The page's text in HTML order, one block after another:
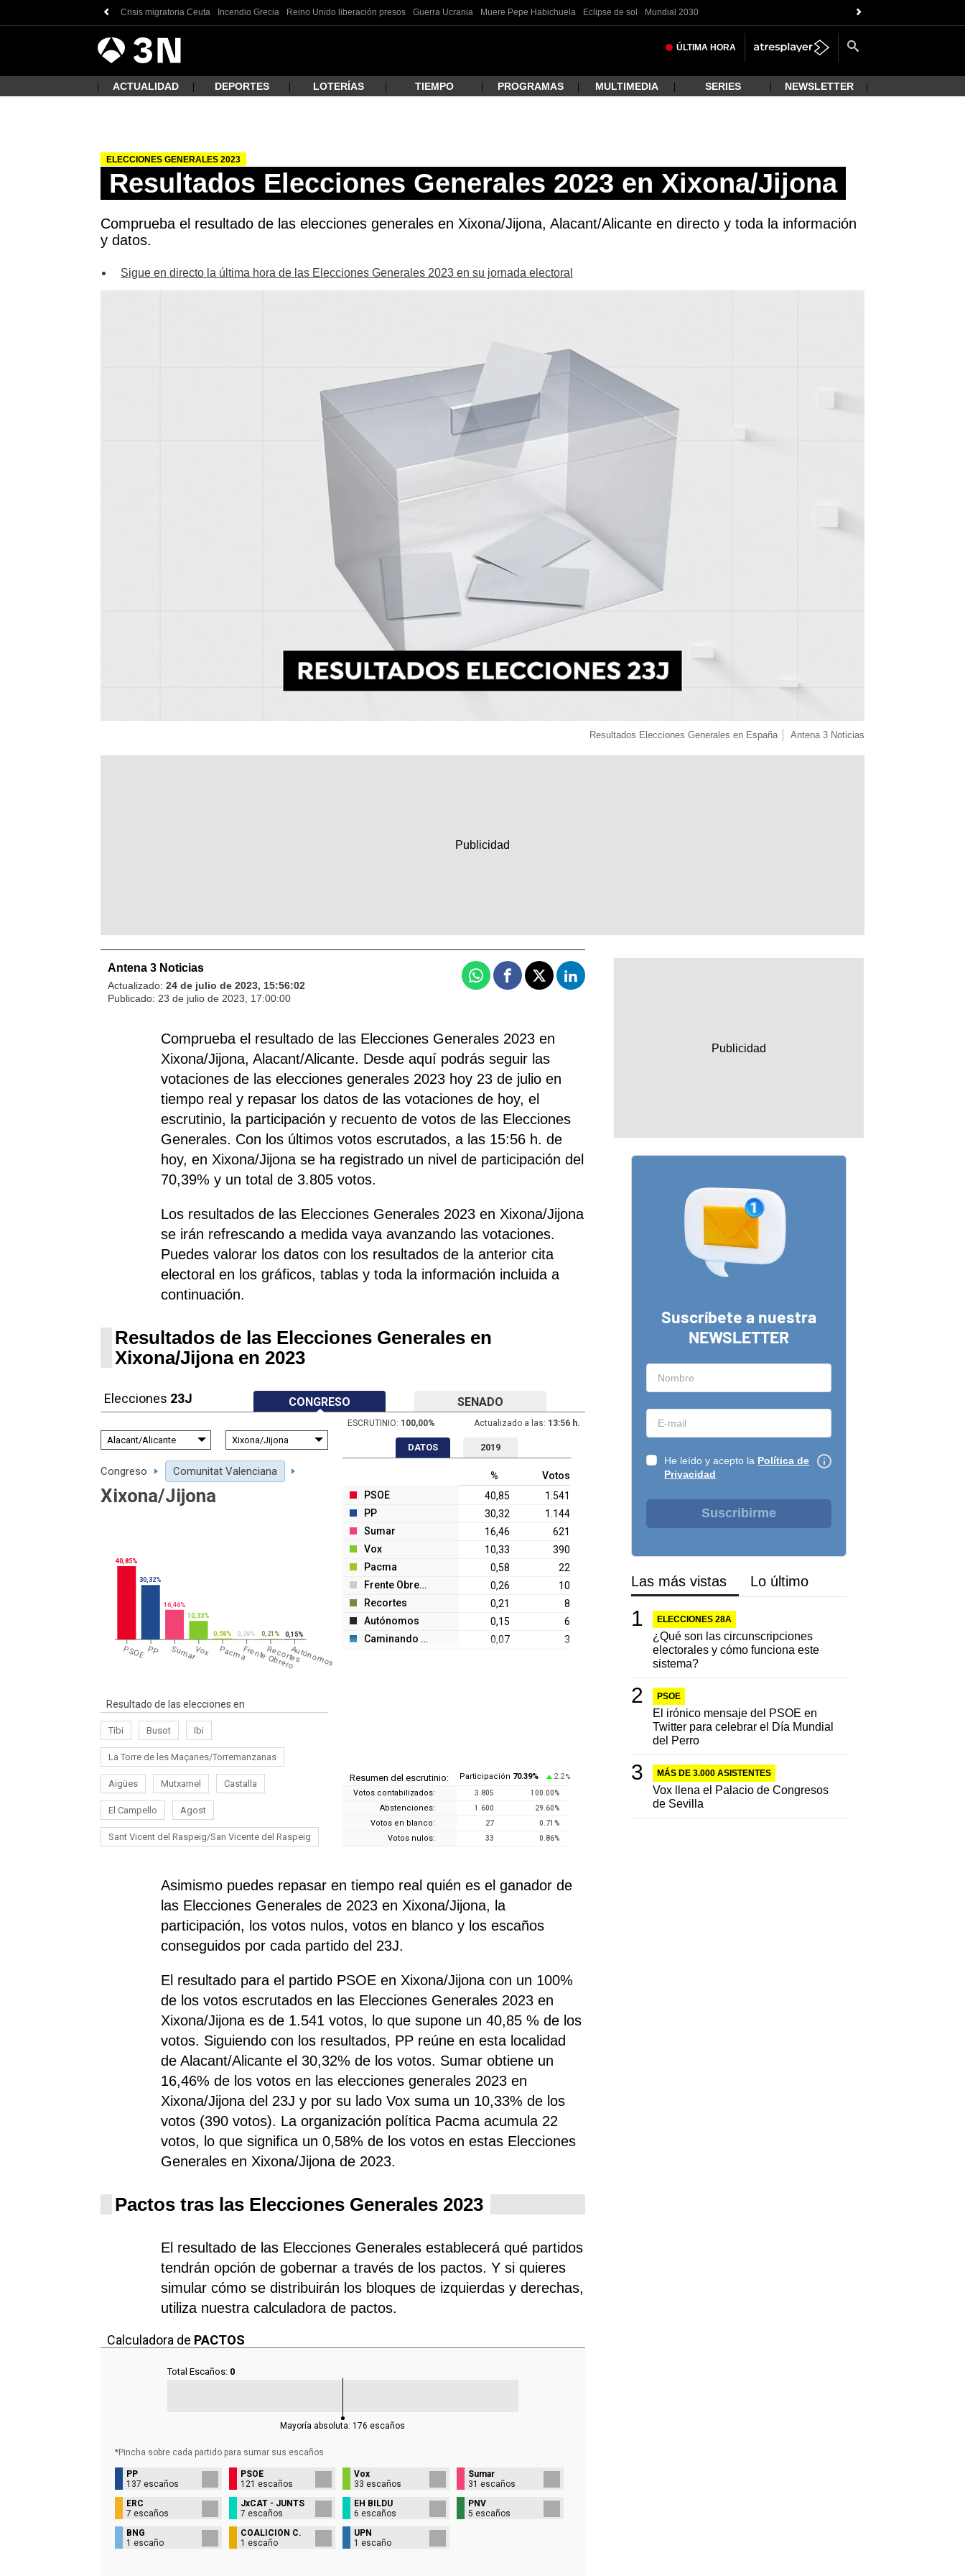
Crisis migratoria Ceuta Incendio Grecia Reino Unido liberación presos Guerra Ucrania Muere Pepe Habichuela Eclipse de sol Mundial 2030
3
Noticias ÚLTIMA HORA
¿Qué estás buscando?
ACTUALIDAD DEPORTES LOTERÍAS TIEMPO PROGRAMAS MULTIMEDIA SERIES NEWSLETTER
ELECCIONES GENERALES 2023
Resultados Elecciones Generales 2023 en Xixona/Jijona
Comprueba el resultado de las elecciones generales en Xixona/Jijona, Alacant/Alicante en directo y toda la información
y datos.
Sigue en directo la última hora de las Elecciones Generales 2023 en su jornada electoral
Resultados Elecciones Generales en España Antena 3 Noticias
Antena 3 Noticias
Actualizado: 24 de julio de 2023, 15:56:02
Publicado: 23 de julio de 2023, 17:00:00
WhatsappFacebook
X Linkedin
Comprueba el resultado de las Elecciones Generales 2023 en
Xixona/Jijona, Alacant/Alicante. Desde aquí podrás seguir las
votaciones de las elecciones generales 2023 hoy 23 de julio en
tiempo real y repasar los datos de las votaciones de hoy, el
escrutinio, la participación y recuento de votos de las Elecciones
Generales. Con los últimos votos escrutados, a las 15:56 h. de
hoy, en Xixona/Jijona se ha registrado un nivel de participación del
70,39% y un total de 3.805 votos.
Los resultados de las Elecciones Generales 2023 en Xixona/Jijona
se irán refrescando a medida vaya avanzando las votaciones.
Puedes valorar los datos con los resultados de la anterior cita
electoral en los gráficos, tablas y toda la información incluida a
continuación.
Resultados de las Elecciones Generales en
Xixona/Jijona en 2023
Elecciones 23J CONGRESO SENADO
ESCRUTINIO: 100,00% Actualizado a las: 13:56 h.
Congreso Comunitat Valenciana
Xixona/Jijona
PSOE PP SumarVox PacmaFrente Obrero
RecortesAutónomos
40,85%
30,32%
16,46%
10,33%
0,58% 0,26% 0,21% 0,15%
Resultado de las elecciones en
Tibi Busot Ibi
La Torre de les Maçanes/Torremanzanas
Aigües Mutxamel Castalla
El Campello Agost
Sant Vicent del Raspeig/San Vicente del Raspeig
DATOS 2019
%
Votos
PSOE
40,85
1.541
PP
30,32
1.144
Sumar
16,46
621
Vox
10,33
390
Pacma
0,58
22
Frente Obrero
0,26
10
Recortes
0,21
8
Autónomos
0,15
6
Caminando J.
0,07 3
Resumen del escrutinio: Participación 70.39% 2.2 %
Votos contabilizados: 3.805 100.00%
Abstenciones: 1.600 29.60%
Votos en blanco: 27 0.71 %
Votos nulos: 33 0.86%
Asimismo puedes repasar en tiempo real quién es el ganador de
las Elecciones Generales de 2023 en Xixona/Jijona, la
participación, los votos nulos, votos en blanco y los escaños
conseguidos por cada partido del 23J.
El resultado para el partido PSOE en Xixona/Jijona con un 100%
de los votos escrutados en las Elecciones Generales 2023 en
Xixona/Jijona es de 1.541 votos, lo que supone un 40,85 % de los
votos. Siguiendo con los resultados, PP reúne en esta localidad
de Alacant/Alicante el 30,32% de los votos. Sumar obtiene un
16,46% de los votos en las elecciones generales 2023 en
Xixona/Jijona del 23J y por su lado Vox suma un 10,33% de los
votos (390 votos). La organización política Pacma acumula 22
votos, lo que significa un 0,58% de los votos en estas Elecciones
Generales en Xixona/Jijona de 2023.
Pactos tras las Elecciones Generales 2023
El resultado de las Elecciones Generales establecerá qué partidos
tendrán opción de gobernar a través de los pactos. Y si quieres
simular cómo se distribuirán los bloques de izquierdas y derechas,
utiliza nuestra calculadora de pactos.
Calculadora de PACTOS
Total Escaños: 0
Mayoría absoluta:176 escaños
*Pincha sobre cada partido para sumar sus escaños
PP
137 escaños
PSOE
121 escaños
Vox
33 escaños
Sumar
31 escaños
ERC
7 escaños
JxCAT - JUNTS
7 escaños
EH BILDU
6 escaños
PNV
5 escaños
BNG
1 escaño
COALICIÓN C.
1 escaño
UPN
1 escaño
Suscríbete a nuestra
NEWSLETTER
He leído y acepto la Política de
Privacidad
Suscribirme
Las más vistas Lo último
ELECCIONES 28A
¿Qué son las circunscripciones
electorales y cómo funciona este
sistema?
PSOE
El irónico mensaje del PSOE en
Twitter para celebrar el Día Mundial
del Perro
MÁS DE 3.000 ASISTENTES
Vox llena el Palacio de Congresos
de Sevilla